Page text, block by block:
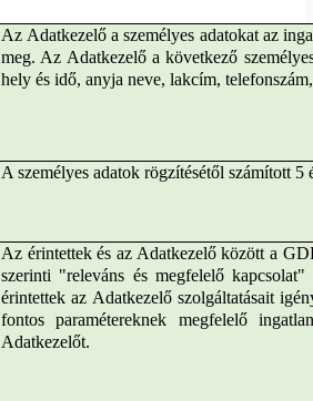
Az Adatkezelő a személyes adatokat az
meg. Az Adatkezelő a következő
hely és idő, anyja neve, lakcím,
A személyes adatok rögzítésétől számított 5
Az érintettek és az Adatkezelő között a
szerinti "releváns és megfelelő
érintettek az Adatkezelő szolgáltatásait
fontos paramétereknek megfelelő
Adatkezelőt.